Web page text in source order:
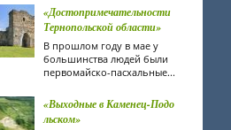
«Достопримечательности
Тернопольской области»
В прошлом году в мае у
большинства людей были
первомайско-пасхальные...
«Выходные в Каменец-Подо
льском»